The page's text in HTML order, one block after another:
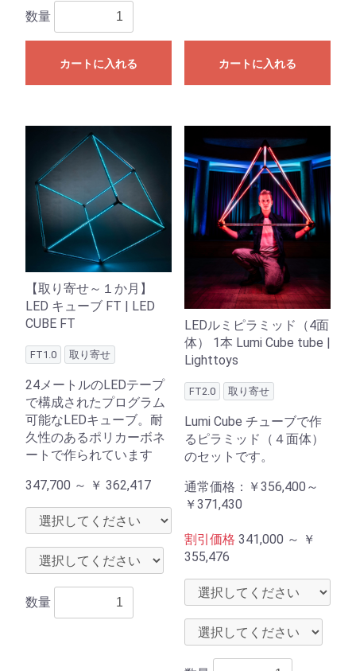
数量
カートに入れる カートに入れる
【取り寄せ～１か月】
LED キューブ FT | LED
CUBE FT
FT1.0 取り寄せ
24メートルのLEDテープ
で構成されたプログラム
可能なLEDキューブ。耐
久性のあるポリカーボネ
ートで作られています
347,700 ～ ￥ 362,417
数量
LEDルミピラミッド（4面
体） 1本 Lumi Cube tube |
Lighttoys
FT2.0 取り寄せ
Lumi Cube チューブで作
るピラミッド（４面体）
のセットです。
通常価格： ￥356,400～
￥371,430
割引価格 341,000 ～ ￥
355,476